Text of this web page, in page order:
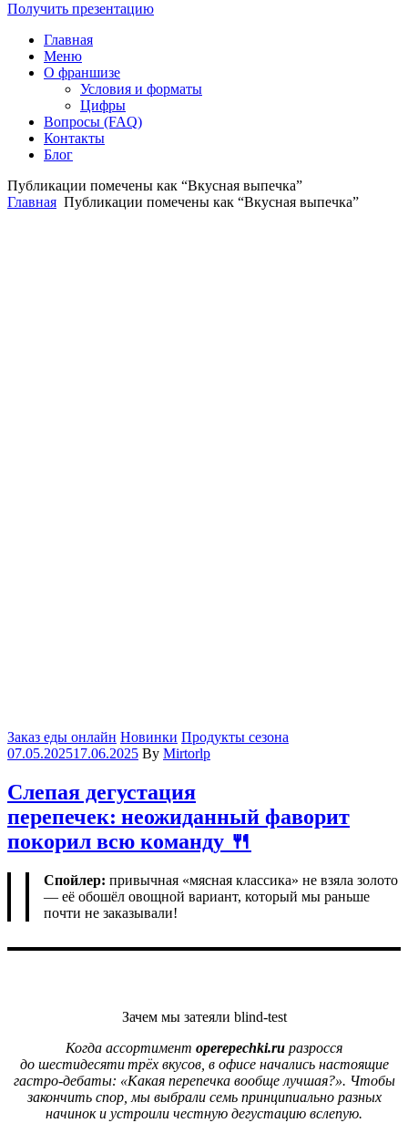
Получить презентацию
Главная
Меню
О франшизе
Условия и форматы
Цифры
Вопросы (FAQ)
Контакты
Блог
Публикации помечены как “Вкусная выпечка”
Главная Публикации помечены как “Вкусная выпечка”
Categories
Заказ еды онлайн Новинки Продукты сезона
07.05.202517.06.2025 By Mirtorlp
Слепая дегустация
перепечек: неожиданный фаворит
покорил всю команду 🍴
Спойлер: привычная «мясная классика» не взяла золото
— её обошёл овощной вариант, который мы раньше
почти не заказывали!
Зачем мы затеяли blind‑test
Когда ассортимент operepechki.ru разросся
до шестидесяти трёх вкусов, в офисе начались настоящие
гастро‑дебаты: «Какая перепечка вообще лучшая?». Чтобы
закончить спор, мы выбрали семь принципиально разных
начинок и устроили честную дегустацию вслепую.